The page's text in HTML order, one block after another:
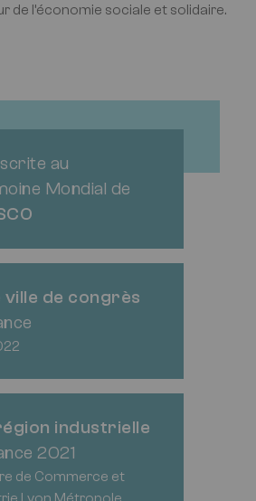
de l’économie sociale et solidaire.
au
Mondial de
ville de congrès
industrielle
2021
de Commerce et